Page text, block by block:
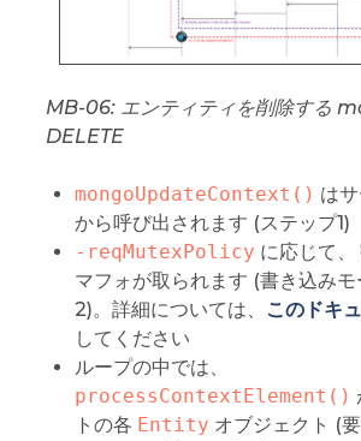
MB-06: エンティティを削除する
DELETE
mongoUpdateContext() は
から呼び出されます (ステップ1)
-reqMutexPolicy に応じて
マフォが取られます (書き込み
2)。詳細については、
このドキ
してください
ループの中では、
processContextElement()
トの各 Entity オブジェクト (